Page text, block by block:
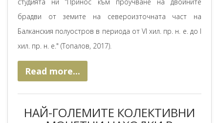
брадви от земите на североизточната част на
Балканския полуостров в периода от VI хил. пр. н. е. до I
хил. пр. н. е." (Топалов, 2017).
Read more...
НАЙ-ГОЛЕМИТЕ КОЛЕКТИВНИ